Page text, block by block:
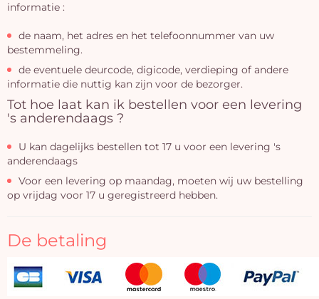
informatie :
de naam, het adres en het telefoonnummer van uw
bestemmeling.
de eventuele deurcode, digicode, verdieping of andere
informatie die nuttig kan zijn voor de bezorger.
Tot hoe laat kan ik bestellen voor een levering
's anderendaags ?
U kan dagelijks bestellen tot 17 u voor een levering 's
anderendaags
Voor een levering op maandag, moeten wij uw bestelling
op vrijdag voor 17 u geregistreerd hebben.
De betaling